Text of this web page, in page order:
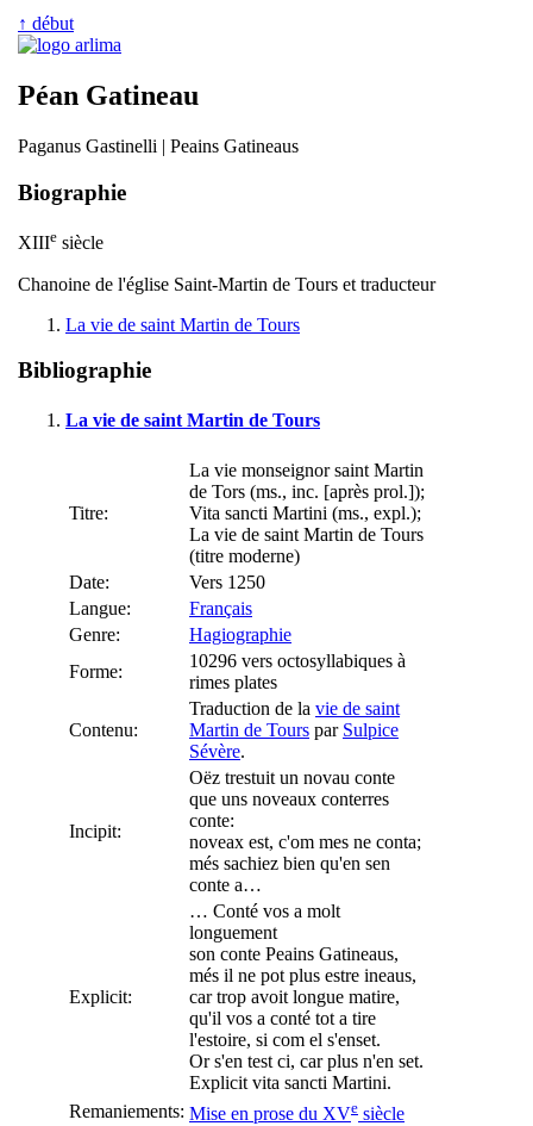
↑ début
Péan Gatineau
Paganus Gastinelli | Peains Gatineaus
Biographie
XIIIe siècle
Chanoine de l'église Saint-Martin de Tours et traducteur
La vie de saint Martin de Tours
Bibliographie
La vie de saint Martin de Tours
Titre:
La vie monseignor saint Martin
de Tors (ms., inc. [après prol.]);
Vita sancti Martini (ms., expl.);
La vie de saint Martin de Tours
(titre moderne)
Date:
Vers 1250
Langue:
Français
Genre:
Hagiographie
Forme:
10296 vers octosyllabiques à
rimes plates
Contenu:
Traduction de la vie de saint
Martin de Tours par Sulpice
Sévère.
Incipit:
Oëz trestuit un novau conte
que uns noveaux conterres
conte:
noveax est, c'om mes ne conta;
més sachiez bien qu'en sen
conte a…
Explicit:
… Conté vos a molt
longuement
son conte Peains Gatineaus,
més il ne pot plus estre ineaus,
car trop avoit longue matire,
qu'il vos a conté tot a tire
l'estoire, si com el s'enset.
Or s'en test ci, car plus n'en set.
Explicit vita sancti Martini.
Remaniements: Mise en prose du XVe siècle